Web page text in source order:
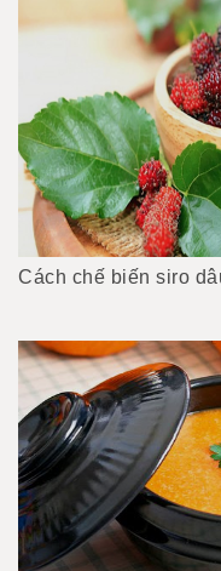
Cách chế biến siro